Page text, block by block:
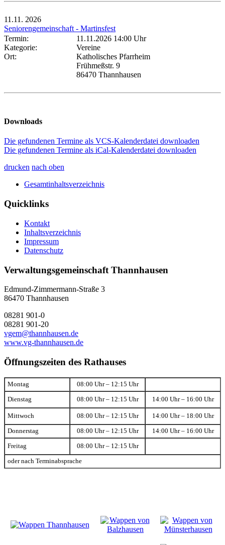
11.11. 2026
Seniorengemeinschaft - Martinsfest
Termin:
11.11.2026 14:00 Uhr
Kategorie:
Vereine
Ort:
Katholisches Pfarrheim
Frühmeßstr. 9
86470 Thannhausen
Downloads
Die gefundenen Termine als VCS-Kalenderdatei downloaden
Die gefundenen Termine als iCal-Kalenderdatei downloaden
drucken nach oben
Gesamtinhaltsverzeichnis
Quicklinks
Kontakt
Inhaltsverzeichnis
Impressum
Datenschutz
Verwaltungsgemeinschaft Thannhausen
Edmund-Zimmermann-Straße 3
86470 Thannhausen
08281 901-0
08281 901-20
vgem@thannhausen.de
www.vg-thannhausen.de
Öffnungszeiten des Rathauses
Montag 08:00 Uhr – 12:15 Uhr
Dienstag 08:00 Uhr – 12:15 Uhr 14:00 Uhr – 16:00 Uhr
Mittwoch 08:00 Uhr – 12:15 Uhr 14:00 Uhr – 18:00 Uhr
Donnerstag 08:00 Uhr – 12:15 Uhr 14:00 Uhr – 16:00 Uhr
Freitag 08:00 Uhr – 12:15 Uhr
oder nach Terminabsprache